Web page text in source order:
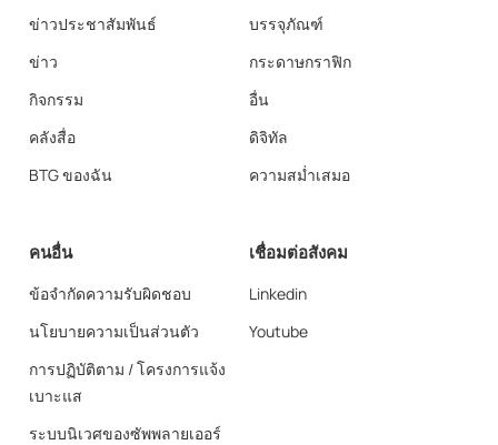
ข่าวประชาสัมพันธ์
ข่าว
กิจกรรม
คลังสื่อ
BTG ของฉัน
บรรจุภัณฑ์
กระดาษกราฟิก
อื่น
ดิจิทัล
ความสม่ำเสมอ
คนอื่น
ข้อจำกัดความรับผิดชอบ
นโยบายความเป็นส่วนตัว
การปฏิบัติตาม / โครงการแจ้ง
เบาะแส
ระบบนิเวศของซัพพลายเออร์
เชื่อมต่อสังคม
Linkedin
Youtube